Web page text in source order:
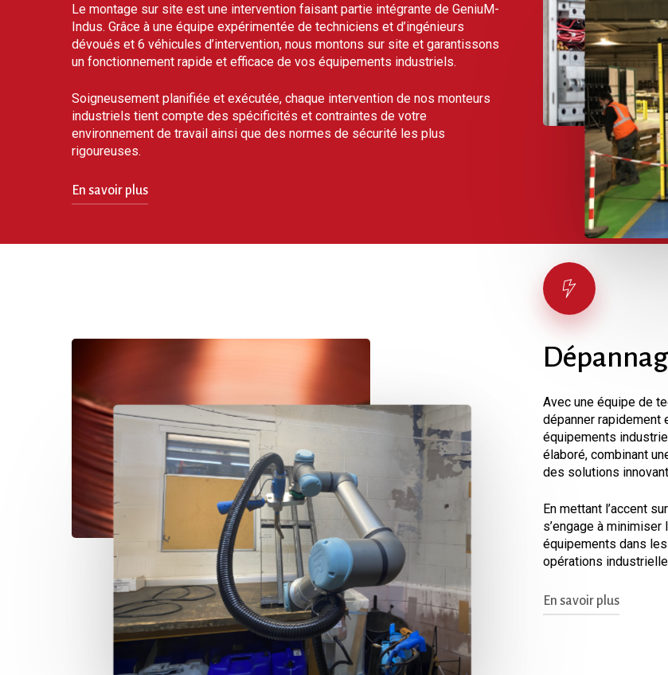
Le montage sur site est une intervention faisant partie intégrante de GeniuM-
Indus. Grâce à une équipe expérimentée de techniciens et d’ingénieurs
dévoués et 6 véhicules d’intervention, nous montons sur site et garantissons
un fonctionnement rapide et efficace de vos équipements industriels.
Soigneusement planifiée et exécutée, chaque intervention de nos monteurs
industriels tient compte des spécificités et contraintes de votre
environnement de travail ainsi que des normes de sécurité les plus
rigoureuses.
En savoir plus
systèmes complexes, notre équipe de montage sur site s’engage à respecter
Avec une équipe de
dépanner rapidement
équipements
élaboré, combinant
des solutions
En mettant l’accent
s’engage à
équipements dans
opérations
En savoir plus